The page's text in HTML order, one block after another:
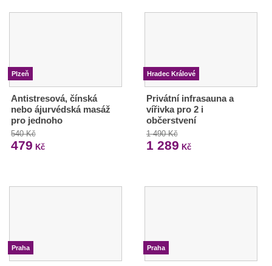
Plzeň
Antistresová, čínská
nebo ájurvédská masáž
pro jednoho
540 Kč
479 Kč
Hradec Králové
Privátní infrasauna a
vířivka pro 2 i
občerstvení
1 490 Kč
1 289 Kč
Praha Praha